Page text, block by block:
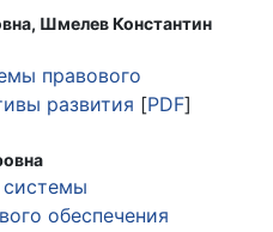
Шмелев Константин
правового
развития [PDF]
системы
обеспечения